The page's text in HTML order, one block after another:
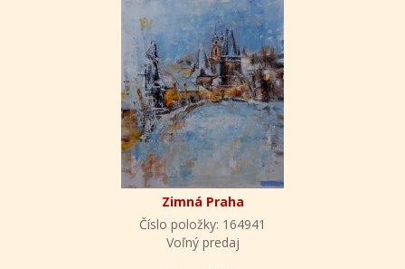
Zimná Praha
Číslo položky: 164941
Voľný predaj